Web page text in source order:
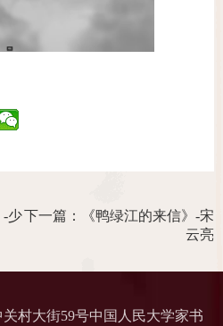
-少下一篇：《鸭绿江的来信》-宋
云亮
村大街59号中国人民大学家书